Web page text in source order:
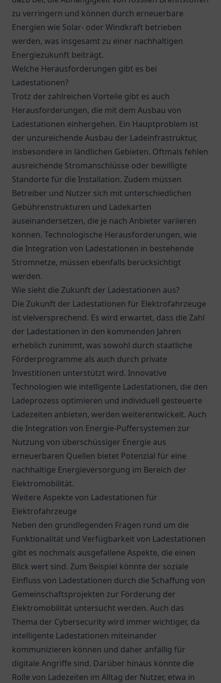
zu verringern und können durch erneuerbare
Energien wie Solar- oder Windkraft betrieben
werden, was insgesamt zu einer nachhaltigen
Energiezukunft beiträgt.
Welche Herausforderungen gibt es bei
Ladestationen?
Trotz der zahlreichen Vorteile gibt es auch
Herausforderungen, die mit dem Ausbau von
Ladestationen einhergehen. Ein Hauptproblem ist
der unzureichende Ausbau der Ladeinfrastruktur,
insbesondere in ländlichen Gebieten. Oftmals fehlen
ausreichende Stromanschlüsse oder bewilligte
Standorte für die Installation. Zudem müssen
Betreiber und Nutzer sich mit unterschiedlichen
Gebührenstrukturen und Ladekarten
auseinandersetzen, die je nach Anbieter variieren
können. Technologische Herausforderungen, wie
die Integration von Ladestationen in bestehende
Stromnetze, müssen ebenfalls berücksichtigt
werden.
Wie sieht die Zukunft der Ladestationen aus?
Die Zukunft der Ladestationen für Elektrofahrzeuge
ist vielversprechend. Es wird erwartet, dass die Zahl
der Ladestationen in den kommenden Jahren
erheblich zunimmt, was sowohl durch staatliche
Förderprogramme als auch durch private
Investitionen unterstützt wird. Innovative
Technologien wie intelligente Ladestationen, die den
Ladeprozess optimieren und individuell gesteuerte
Ladezeiten anbieten, werden weiterentwickelt. Auch
die Integration von Energie-Puffersystemen zur
Nutzung von überschüssiger Energie aus
erneuerbaren Quellen bietet Potenzial für eine
nachhaltige Energieversorgung im Bereich der
Elektromobilität.
Weitere Aspekte von Ladestationen für
Elektrofahrzeuge
Neben den grundlegenden Fragen rund um die
Funktionalität und Verfügbarkeit von Ladestationen
gibt es nochmals ausgefallene Aspekte, die einen
Blick wert sind. Zum Beispiel könnte der soziale
Einfluss von Ladestationen durch die Schaffung von
Gemeinschaftsprojekten zur Förderung der
Elektromobilität untersucht werden. Auch das
Thema der Cybersecurity wird immer wichtiger, da
intelligente Ladestationen miteinander
kommunizieren können und daher anfällig für
digitale Angriffe sind. Darüber hinaus könnte die
Rolle von Ladezeiten im Alltag der Nutzer, etwa in